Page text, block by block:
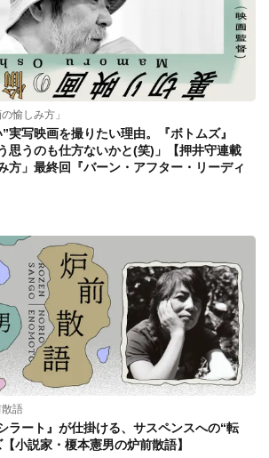
愉しみ方」
実写映画を撮りたい理由。『ボトムズ』
思うのも仕方ないかと(笑)」【押井守連載
方」最終回『バーン・アフター・リーディ
語
ラート』が仕掛ける、サスペンスへの“転
小説家・榎本憲男の炉前散語】